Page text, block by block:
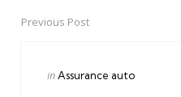
PostPrevious Post
Posted
inAssurance auto